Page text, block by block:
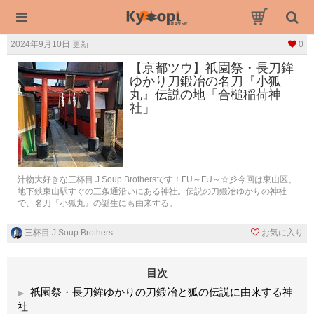
2024年9月10日 更新 0
【京都ツウ】祇園祭・長刀鉾
ゆかり刀鍛冶の名刀『小狐
丸』伝説の地「合槌稲荷神
社」
汁物大好きな三杯目 J Soup Brothersです！FU～FU～☆彡今回は東山区、
地下鉄東山駅すぐの三条通沿いにある神社。伝説の刀鍛冶ゆかりの神社
で、名刀『小狐丸』の誕生にも由来する。
三杯目 J Soup Brothers お気に入り
目次
祇園祭・長刀鉾ゆかりの刀鍛冶と狐の伝説に由来する神
社